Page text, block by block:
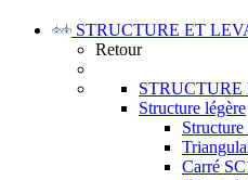
STRUCTURE ET
Retour
Structure légère
Structure
Carré